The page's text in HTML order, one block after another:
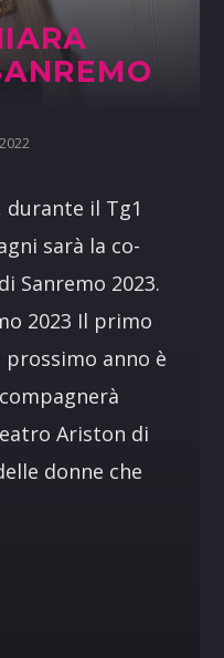
durante il Tg1
sarà la co-
Sanremo 2023.
2023 Il primo
prossimo anno è
Ariston di
donne che